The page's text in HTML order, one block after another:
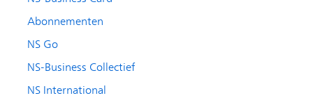
Abonnementen
NS Go
NS-Business Collectief
NS International